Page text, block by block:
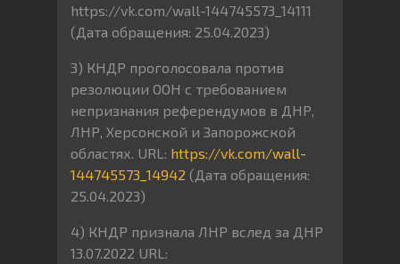
https://vk.com/wall-144745573_14111
(Дата обращения: 25.04.2023)
3) КНДР проголосовала против
резолюции ООН с требованием
непризнания референдумов в ДНР,
ЛНР, Херсонской и Запорожской
областях. URL: https://vk.com/wall-
144745573_14942 (Дата обращения:
25.04.2023)
4) КНДР признала ЛНР вслед за ДНР
13.07.2022 URL: